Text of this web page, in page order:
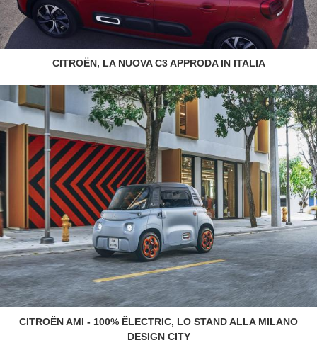
CITROËN, LA NUOVA C3 APPRODA IN ITALIA
CITROËN AMI - 100% ËLECTRIC, LO STAND ALLA MILANO
DESIGN CITY